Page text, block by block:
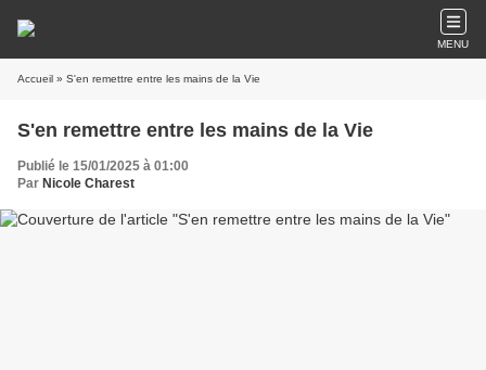
MENU
Accueil » S'en remettre entre les mains de la Vie
S'en remettre entre les mains de la Vie
Publié le 15/01/2025 à 01:00
Par Nicole Charest